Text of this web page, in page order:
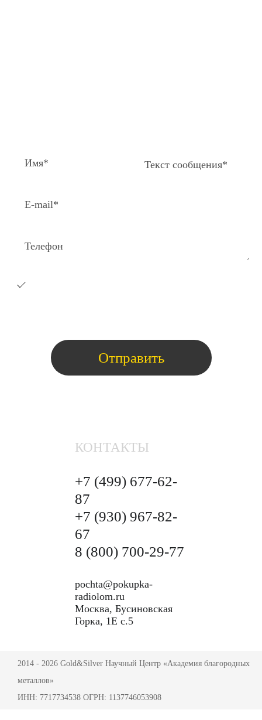
КОНТАКТЫ
+7 (499) 677-62-
87
+7 (930) 967-82-
67
8 (800) 700-29-77
pochta@pokupka-
radiolom.ru
Москва, Бусиновская
Горка, 1Е с.5
2014 - 2026 Gold&Silver Научный Центр «Академия благородных
металлов»
ИНН: 7717734538 ОГРН: 1137746053908